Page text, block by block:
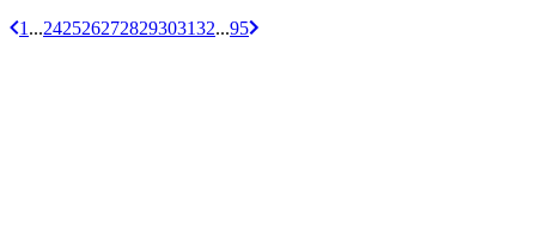
1 ...242526272829303132...95